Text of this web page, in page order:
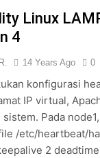
Linux
4
14 Years Ago 0
konfigurasi
IP virtual,
Pada
/etc/heartbeat/
2